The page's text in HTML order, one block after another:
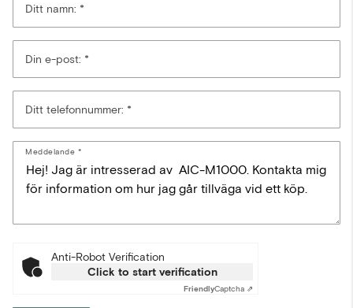
Ditt namn:
Din e-post:
Ditt telefonnummer:
Meddelande
Anti-Robot Verification
Click to start verification
FriendlyCaptcha ⇗